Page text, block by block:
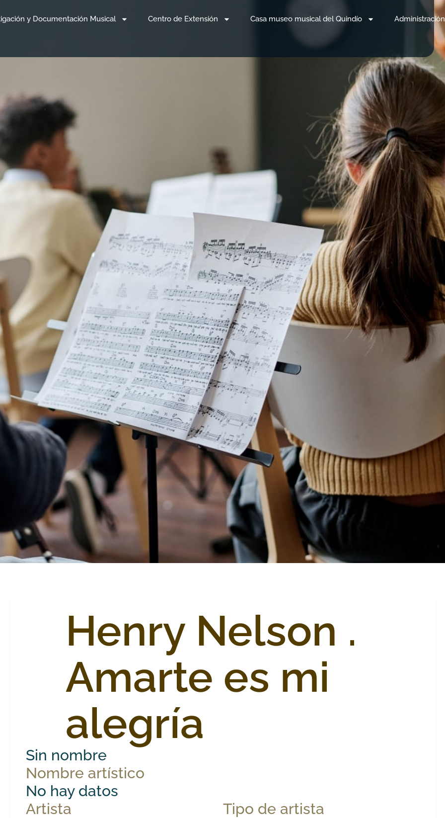
y Documentación Musical Centro de Extensión Casa museo musical del Quindío
Henry Nelson .
Amarte es mi
alegría
Sin nombre
Nombre artístico
No hay datos
Artista
Tipo de artista